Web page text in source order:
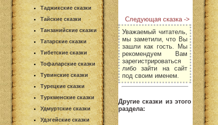
Таджикские сказки
Тайские сказки
Танзанийские сказки
Татарские сказки
Тибетские сказки
Тофаларские сказки
Тувинские сказки
Турецкие сказки
Туркменские сказки
Удмуртские сказки
Удэгейские сказки
Следующая сказка ->
Уважаемый читатель,
мы заметили, что Вы
зашли как гость. Мы
рекомендуем Вам
зарегистрироваться
либо зайти на сайт
под своим именем.
Другие сказки из этого
раздела: